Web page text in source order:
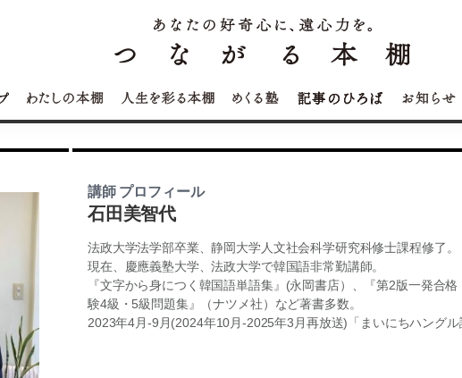
講師 プロフィール
石田美智代
法政大学法学部卒業、静岡大学人文社会科学研究科修士課程修了。
現在、慶應義塾大学、法政大学で韓国語非常勤講師。
『文字から身につく韓国語単語集』(永岡書店）、『第2版一発合
験4級・5級問題集』（ナツメ社）など著書多数。
2023年4月-9月(2024年10月-2025年3月再放送)「まいにちハング